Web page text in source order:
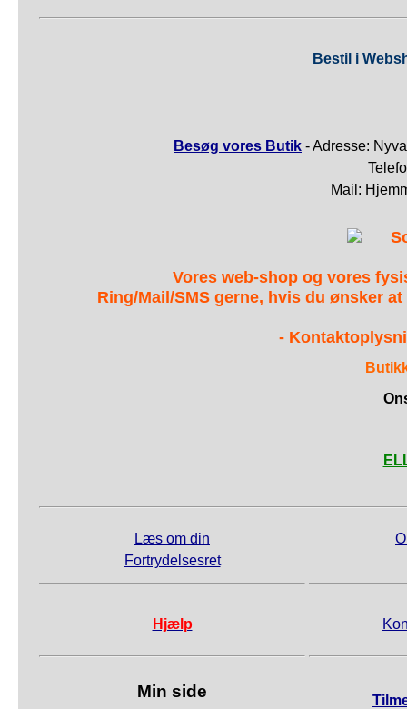
Bestil i
Besøg vores Butik - Adresse:
Mail:
Vores web-shop og vores
Ring/Mail/SMS gerne, hvis du ønsker
-
Læs om din
Fortrydelsesret
Hjælp
Min side